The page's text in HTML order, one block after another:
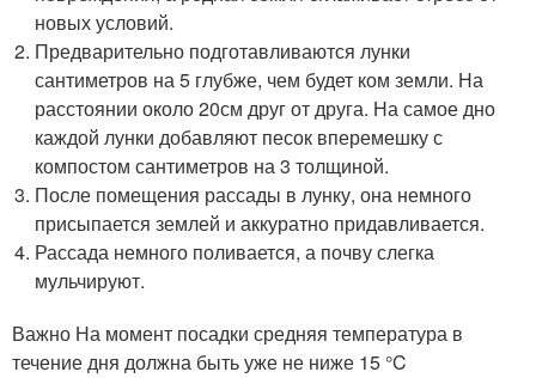
новых условий.
Предварительно подготавливаются лунки
сантиметров на 5 глубже, чем будет ком земли. На
расстоянии около 20см друг от друга. На самое дно
каждой лунки добавляют песок вперемешку с
компостом сантиметров на 3 толщиной.
После помещения рассады в лунку, она немного
присыпается землей и аккуратно придавливается.
Рассада немного поливается, а почву слегка
мульчируют.
Важно На момент посадки средняя температура в
течение дня должна быть уже не ниже 15 °C